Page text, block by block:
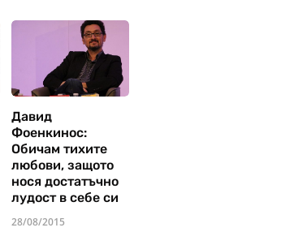
Давид
Фоенкинос:
Обичам тихите
любови, защото
нося достатъчно
лудост в себе си
28/08/2015